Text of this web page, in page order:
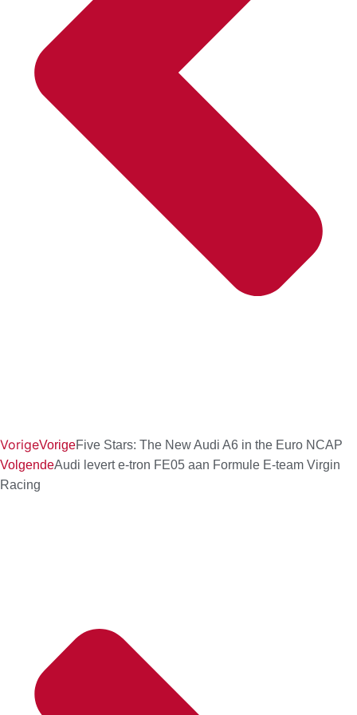
VorigeVorigeFive Stars: The New Audi A6 in the Euro NCAP
VolgendeAudi levert e-tron FE05 aan Formule E-team Virgin
Racing